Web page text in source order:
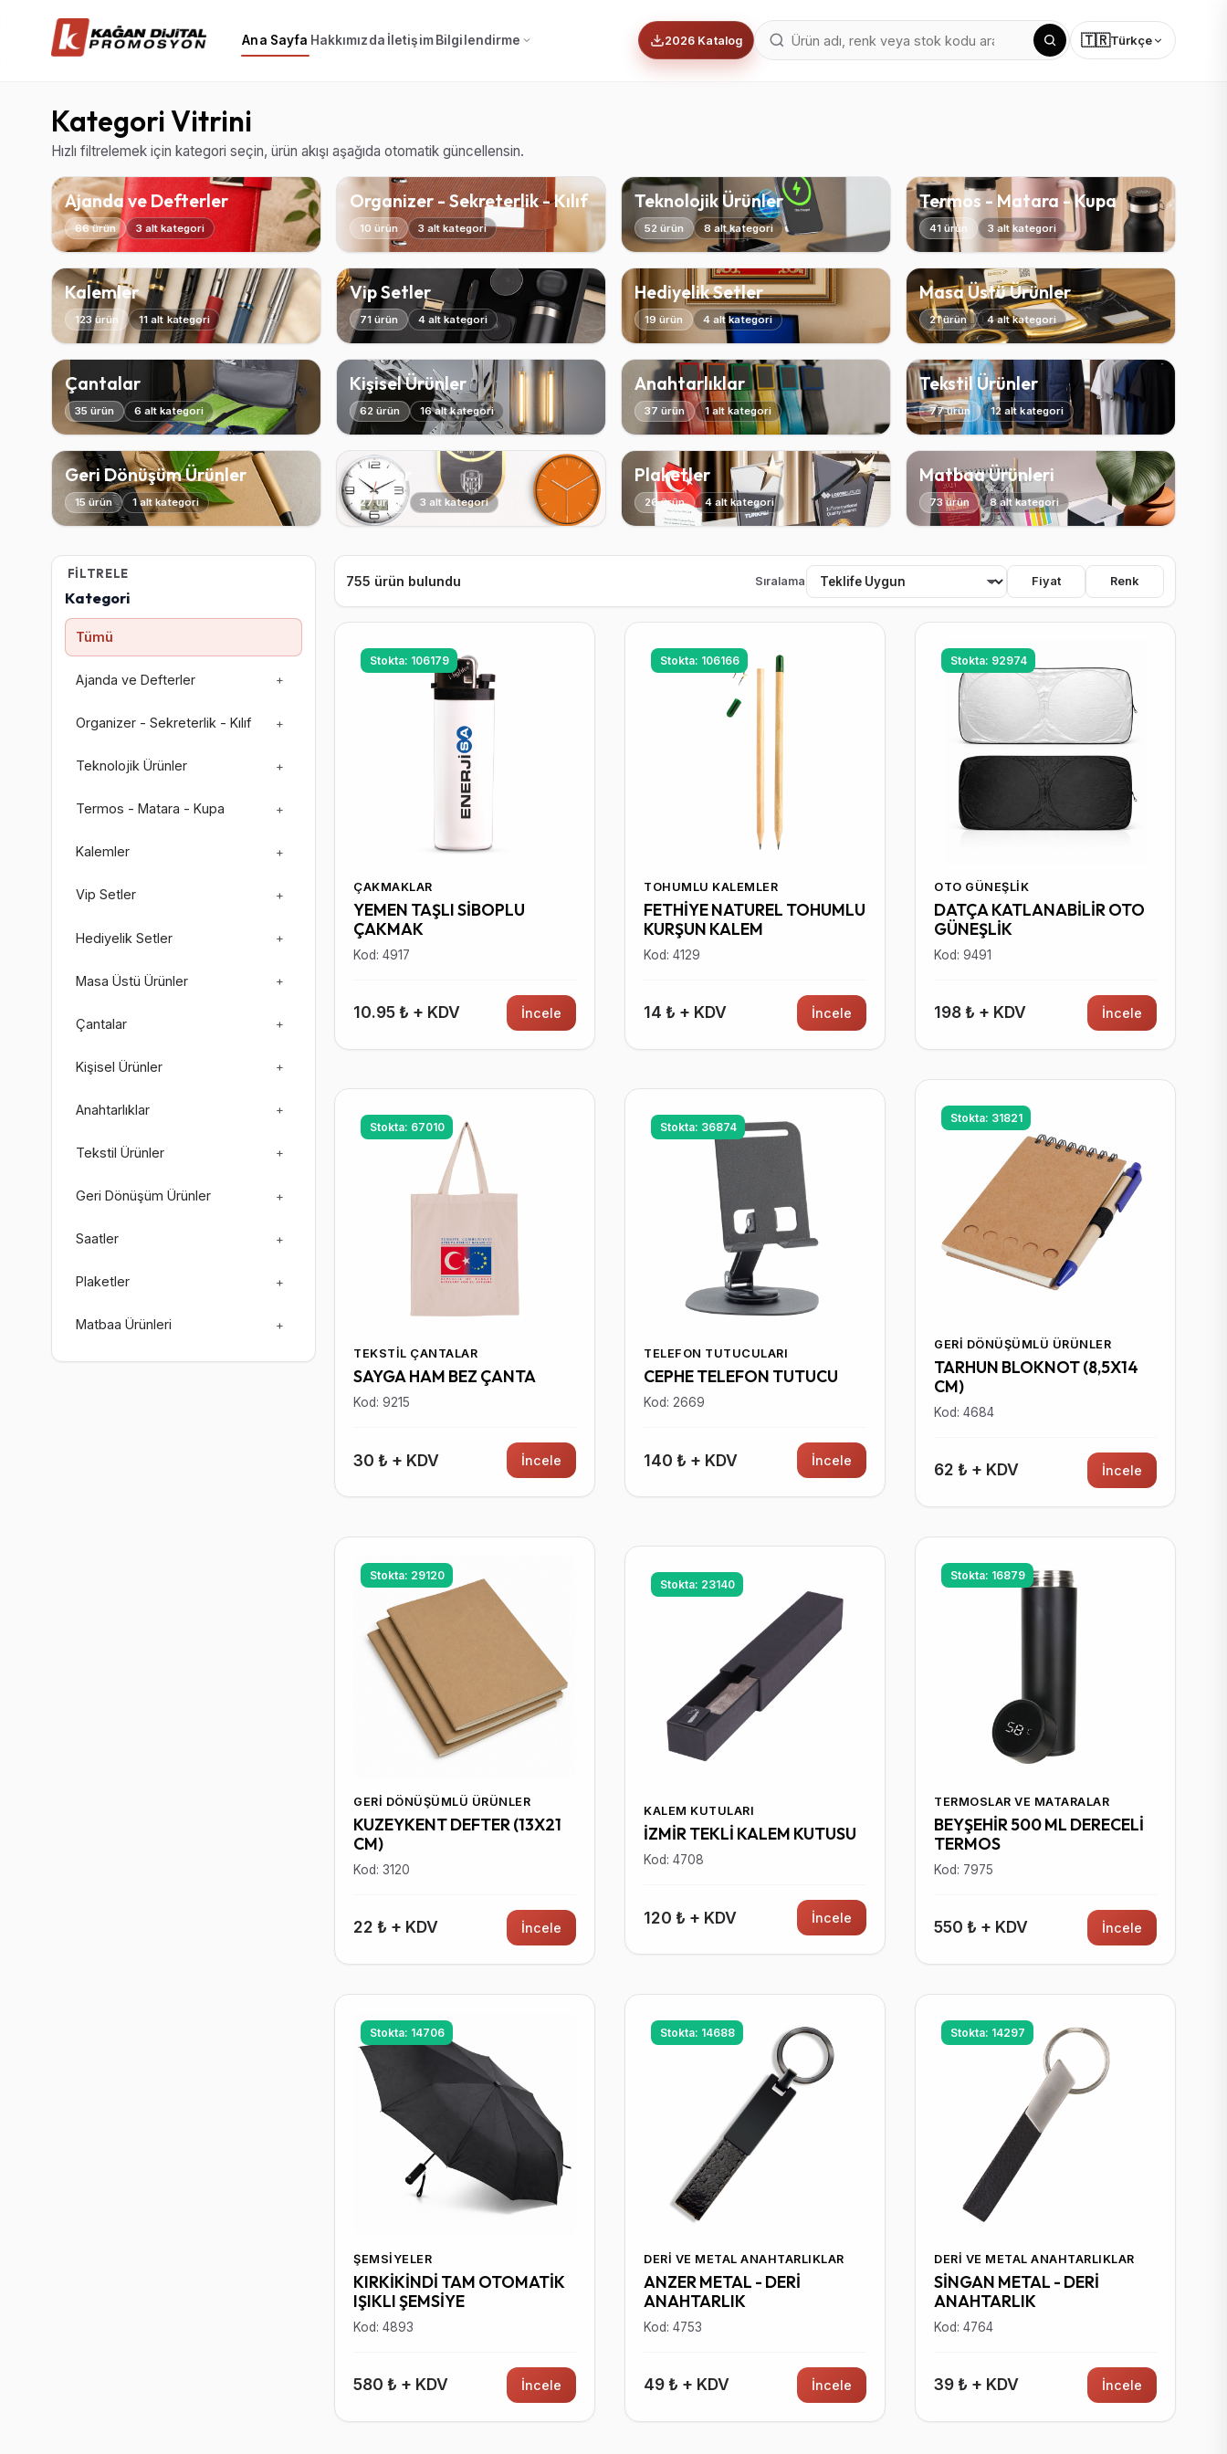
Ana Sayfa Hakkımızda İletişim Bilgilendirme 2026 Katalog 🇹🇷Türkçe
Kategori Vitrini
Hızlı filtrelemek için kategori seçin, ürün akışı aşağıda otomatik güncellensin.
Ajanda ve Defterler
66 ürün 3 alt kategori
Organizer - Sekreterlik - Kılıf
10 ürün 3 alt kategori
Teknolojik Ürünler
52 ürün 8 alt kategori
Termos - Matara - Kupa
41 ürün 3 alt kategori
Kalemler
123 ürün 11 alt kategori
Vip Setler
71 ürün 4 alt kategori
Hediyelik Setler
19 ürün 4 alt kategori
Masa Üstü Ürünler
21 ürün 4 alt kategori
Çantalar
35 ürün 6 alt kategori
Kişisel Ürünler
62 ürün 16 alt kategori
Anahtarlıklar
37 ürün 1 alt kategori
Tekstil Ürünler
77 ürün 12 alt kategori
Geri Dönüşüm Ürünler
15 ürün 1 alt kategori
Saatler
27 ürün 3 alt kategori
Plaketler
26 ürün 4 alt kategori
Matbaa Ürünleri
73 ürün 8 alt kategori
FILTRELE
Kategori
Tümü
Ajanda ve Defterler +
Organizer - Sekreterlik - Kılıf +
Teknolojik Ürünler +
Termos - Matara - Kupa +
Kalemler +
Vip Setler +
Hediyelik Setler +
Masa Üstü Ürünler +
Çantalar +
Kişisel Ürünler +
Anahtarlıklar +
Tekstil Ürünler +
Geri Dönüşüm Ürünler +
Saatler +
Plaketler +
Matbaa Ürünleri +
755 ürün bulundu Sıralama Fiyat Renk
Stokta: 106179
ÇAKMAKLAR
YEMEN TAŞLI SİBOPLU
ÇAKMAK
Kod: 4917
10.95 ₺ + KDV İncele
Stokta: 106166
TOHUMLU KALEMLER
FETHİYE NATUREL TOHUMLU
KURŞUN KALEM
Kod: 4129
14 ₺ + KDV İncele
Stokta: 92974
OTO GÜNEŞLIK
DATÇA KATLANABİLİR OTO
GÜNEŞLİK
Kod: 9491
198 ₺ + KDV İncele
Stokta: 67010
TEKSTIL ÇANTALAR
SAYGA HAM BEZ ÇANTA
Kod: 9215
30 ₺ + KDV İncele
Stokta: 36874
TELEFON TUTUCULARI
CEPHE TELEFON TUTUCU
Kod: 2669
140 ₺ + KDV İncele
Stokta: 31821
GERI DÖNÜŞÜMLÜ ÜRÜNLER
TARHUN BLOKNOT (8,5X14
CM)
Kod: 4684
62 ₺ + KDV İncele
Stokta: 29120
GERI DÖNÜŞÜMLÜ ÜRÜNLER
KUZEYKENT DEFTER (13X21
CM)
Kod: 3120
22 ₺ + KDV İncele
Stokta: 23140
KALEM KUTULARI
İZMİR TEKLİ KALEM KUTUSU
Kod: 4708
120 ₺ + KDV İncele
Stokta: 16879
TERMOSLAR VE MATARALAR
BEYŞEHİR 500 ML DERECELİ
TERMOS
Kod: 7975
550 ₺ + KDV İncele
Stokta: 14706
ŞEMSIYELER
KIRKİKİNDİ TAM OTOMATİK
IŞIKLI ŞEMSİYE
Kod: 4893
580 ₺ + KDV İncele
Stokta: 14688
DERI VE METAL ANAHTARLIKLAR
ANZER METAL - DERİ
ANAHTARLIK
Kod: 4753
49 ₺ + KDV İncele
Stokta: 14297
DERI VE METAL ANAHTARLIKLAR
SİNGAN METAL - DERİ
ANAHTARLIK
Kod: 4764
39 ₺ + KDV İncele